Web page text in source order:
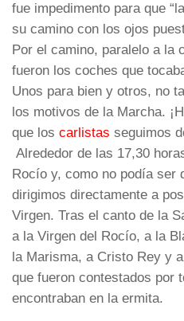
fue impedimento para que
su camino con los ojos
Por el camino, paralelo a la
fueron los coches que
Unos para bien y otros, no
los motivos de la Marcha.
que los carlistas seguimos
Alrededor de las 17,30
Rocío y, como no podía ser
dirigimos directamente a
Virgen. Tras el canto de la
a la Virgen del Rocío, a la
la Marisma, a Cristo Rey y
que fueron contestados por
encontraban en la ermita.